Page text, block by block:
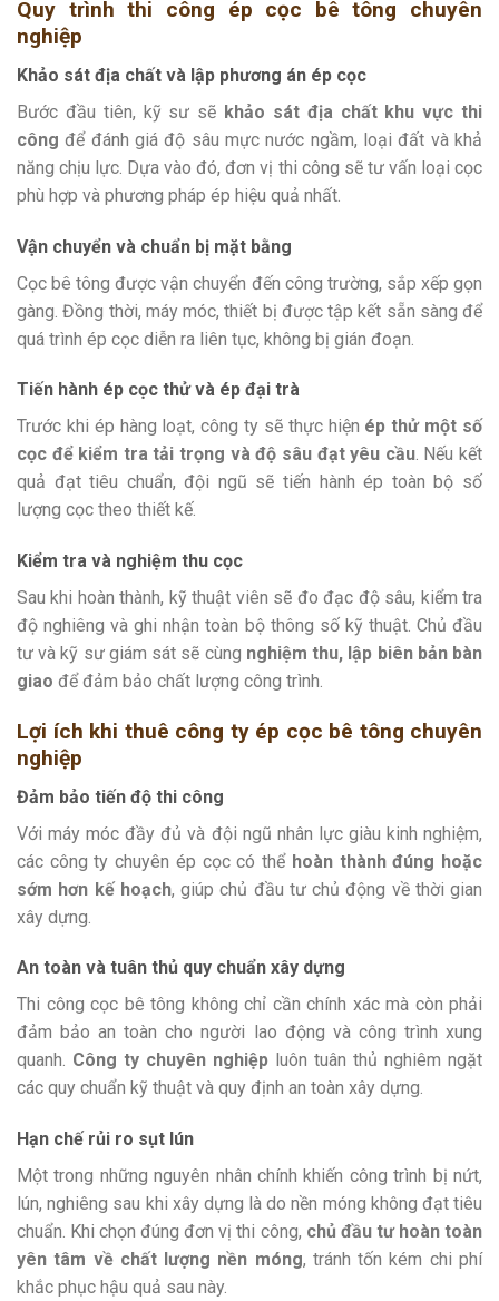
Quy trình thi công ép cọc bê tông chuyên
nghiệp
Khảo sát địa chất và lập phương án ép cọc
Bước đầu tiên, kỹ sư sẽ khảo sát địa chất khu vực thi
công để đánh giá độ sâu mực nước ngầm, loại đất và khả
năng chịu lực. Dựa vào đó, đơn vị thi công sẽ tư vấn loại cọc
phù hợp và phương pháp ép hiệu quả nhất.
Vận chuyển và chuẩn bị mặt bằng
Cọc bê tông được vận chuyển đến công trường, sắp xếp gọn
gàng. Đồng thời, máy móc, thiết bị được tập kết sẵn sàng để
quá trình ép cọc diễn ra liên tục, không bị gián đoạn.
Tiến hành ép cọc thử và ép đại trà
Trước khi ép hàng loạt, công ty sẽ thực hiện ép thử một số
cọc để kiểm tra tải trọng và độ sâu đạt yêu cầu. Nếu kết
quả đạt tiêu chuẩn, đội ngũ sẽ tiến hành ép toàn bộ số
lượng cọc theo thiết kế.
Kiểm tra và nghiệm thu cọc
Sau khi hoàn thành, kỹ thuật viên sẽ đo đạc độ sâu, kiểm tra
độ nghiêng và ghi nhận toàn bộ thông số kỹ thuật. Chủ đầu
tư và kỹ sư giám sát sẽ cùng nghiệm thu, lập biên bản bàn
giao để đảm bảo chất lượng công trình.
Lợi ích khi thuê công ty ép cọc bê tông chuyên
nghiệp
Đảm bảo tiến độ thi công
Với máy móc đầy đủ và đội ngũ nhân lực giàu kinh nghiệm,
các công ty chuyên ép cọc có thể hoàn thành đúng hoặc
sớm hơn kế hoạch, giúp chủ đầu tư chủ động về thời gian
xây dựng.
An toàn và tuân thủ quy chuẩn xây dựng
Thi công cọc bê tông không chỉ cần chính xác mà còn phải
đảm bảo an toàn cho người lao động và công trình xung
quanh. Công ty chuyên nghiệp luôn tuân thủ nghiêm ngặt
các quy chuẩn kỹ thuật và quy định an toàn xây dựng.
Hạn chế rủi ro sụt lún
Một trong những nguyên nhân chính khiến công trình bị nứt,
lún, nghiêng sau khi xây dựng là do nền móng không đạt tiêu
chuẩn. Khi chọn đúng đơn vị thi công, chủ đầu tư hoàn toàn
yên tâm về chất lượng nền móng, tránh tốn kém chi phí
khắc phục hậu quả sau này.